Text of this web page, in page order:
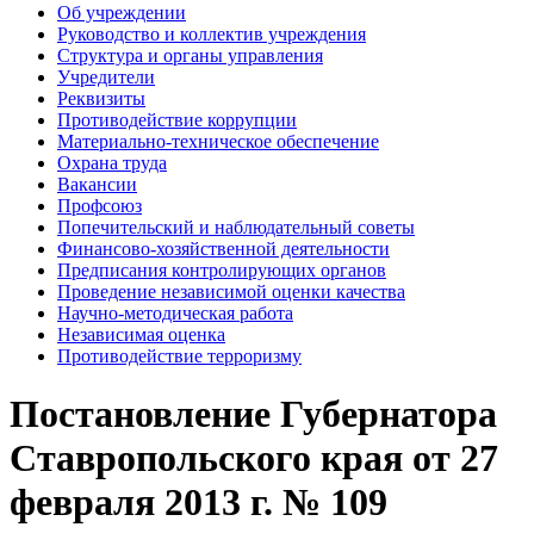
Об учреждении
Руководство и коллектив учреждения
Структура и органы управления
Учредители
Реквизиты
Противодействие коррупции
Материально-техническое обеспечение
Охрана труда
Вакансии
Профсоюз
Попечительский и наблюдательный советы
Финансово-хозяйственной деятельности
Предписания контролирующих органов
Проведение независимой оценки качества
Научно-методическая работа
Независимая оценка
Противодействие терроризму
Постановление Губернатора
Ставропольского края от 27
февраля 2013 г. № 109